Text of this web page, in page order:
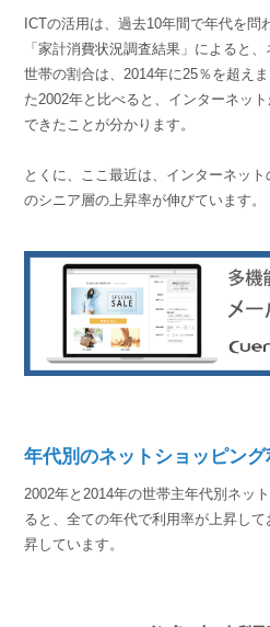
デジタルマーケティング
ICTの活用は、過去10年間で年代を問
「家計消費状況調査結果」によると
世帯の割合は、2014年に25％を超え
た2002年と比べると、インターネッ
できたことが分かります。
とくに、ここ最近は、インターネッ
のシニア層の上昇率が伸びています。
年代別のネットショッピン
2002年と2014年の世帯主年代別ネッ
ると、全ての年代で利用率が上昇し
昇しています。